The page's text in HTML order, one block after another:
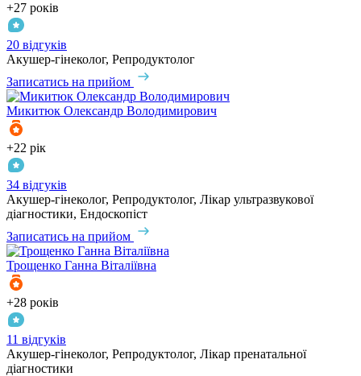
+27 років
20 відгуків
Акушер-гінеколог, Репродуктолог
Записатись на прийом
Микитюк Олександр Володимирович
+22 рік
34 відгуків
Акушер-гінеколог, Репродуктолог, Лікар ультразвукової
діагностики, Ендоскопіст
Записатись на прийом
Трощенко Ганна Віталіївна
+28 років
11 відгуків
Акушер-гінеколог, Репродуктолог, Лікар пренатальної
діагностики